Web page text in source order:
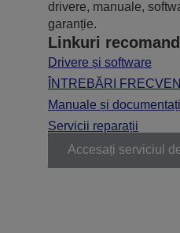
drivere, manuale,
garanție.
Linkuri
Drivere și software
ÎNTREBĂRI
Manuale și
Servicii reparații
Accesați serviciul